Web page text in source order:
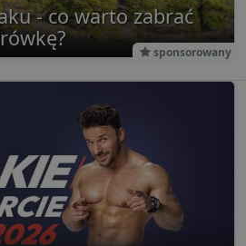
- co warto zabrać
sponsorowany